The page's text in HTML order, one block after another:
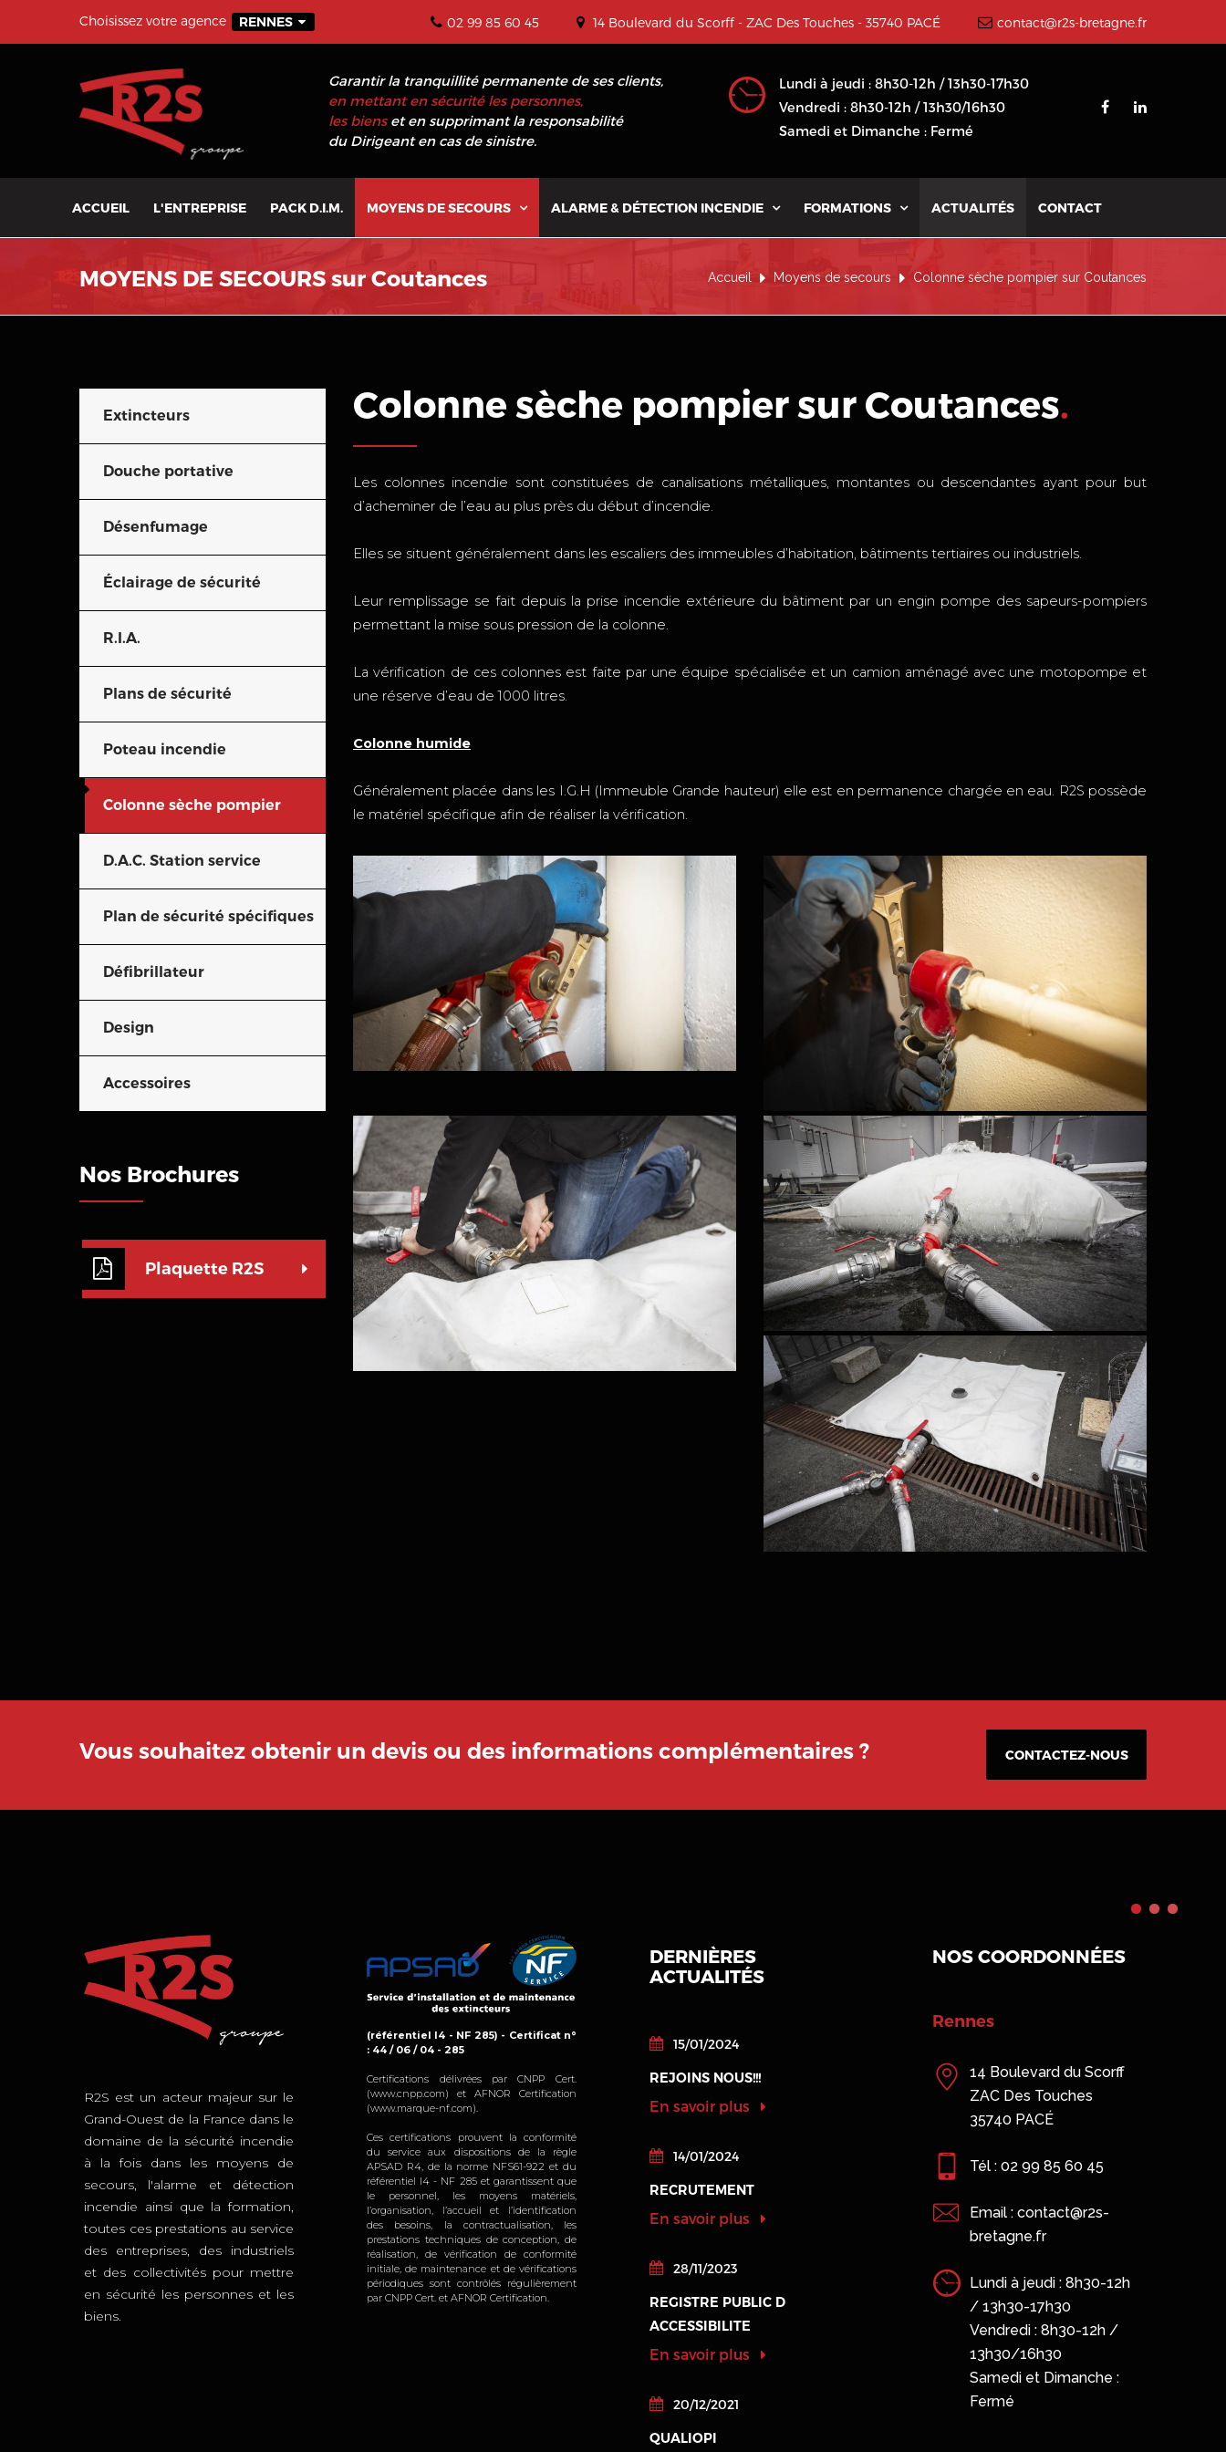
Choisissez votre agence RENNES 02 99 85 60 45 14 Boulevard du Scorff - ZAC Des Touches - 35740 PACÉ contact@r2s-bretagne.fr
Garantir la tranquillité permanente de ses clients,
en mettant en sécurité les personnes,
les bienset en supprimant la responsabilité
du Dirigeant en cas de sinistre.
Lundi à jeudi : 8h30-12h / 13h30-17h30
Vendredi : 8h30-12h / 13h30/16h30
Samedi et Dimanche : Fermé
ACCUEIL L'ENTREPRISE PACK D.I.M. MOYENS DE SECOURS  ALARME & DÉTECTION INCENDIE  FORMATIONS  ACTUALITÉS CONTACT
MOYENS DE SECOURS sur Coutances Accueil Moyens de secours Colonne sèche pompier sur Coutances
Colonne sèche pompier sur Coutances.
Les colonnes incendie sont constituées de canalisations métalliques, montantes ou descendantes ayant pour but
d’acheminer de l’eau au plus près du début d’incendie.
Elles se situent généralement dans les escaliers des immeubles d’habitation, bâtiments tertiaires ou industriels.
Leur remplissage se fait depuis la prise incendie extérieure du bâtiment par un engin pompe des sapeurs-pompiers
permettant la mise sous pression de la colonne.
La vérification de ces colonnes est faite par une équipe spécialisée et un camion aménagé avec une motopompe et
une réserve d’eau de 1000 litres.
Colonne humide
Généralement placée dans les I.G.H (Immeuble Grande hauteur) elle est en permanence chargée en eau. R2S possède
le matériel spécifique afin de réaliser la vérification.
Extincteurs
Douche portative
Désenfumage
Éclairage de sécurité
R.I.A.
Plans de sécurité
Poteau incendie
Colonne sèche pompier
D.A.C. Station service
Plan de sécurité spécifiques
Défibrillateur
Design
Accessoires
Nos Brochures
Plaquette R2S
Vous souhaitez obtenir un devis ou des informations complémentaires ? CONTACTEZ-NOUS
R2S est un acteur majeur sur le
Grand-Ouest de la France dans le
domaine de la sécurité incendie
à la fois dans les moyens de
secours, l'alarme et détection
incendie ainsi que la formation,
toutes ces prestations au service
des entreprises, des industriels
et des collectivités pour mettre
en sécurité les personnes et les
biens.
(référentiel I4 - NF 285) - Certificat n°
: 44 / 06 / 04 - 285
Certifications délivrées par CNPP Cert.
(www.cnpp.com) et AFNOR Certification
(www.marque-nf.com).
Ces certifications prouvent la conformité
du service aux dispositions de la règle
APSAD R4, de la norme NFS61-922 et du
référentiel I4 - NF 285 et garantissent que
le personnel, les moyens matériels,
l’organisation, l’accueil et l’identification
des besoins, la contractualisation, les
prestations techniques de conception, de
réalisation, de vérification de conformité
initiale, de maintenance et de vérifications
périodiques sont contrôlés régulièrement
par CNPP Cert. et AFNOR Certification.
DERNIÈRES
ACTUALITÉS
15/01/2024
REJOINS NOUS!!!
En savoir plus
14/01/2024
RECRUTEMENT
En savoir plus
28/11/2023
REGISTRE PUBLIC D
ACCESSIBILITE
En savoir plus
20/12/2021
QUALIOPI
NOS COORDONNÉES
14 Boulevard du Scorff
Email : contact@r2s-
/ 13h30-17h30
13h30/16h30
Saint-Malo